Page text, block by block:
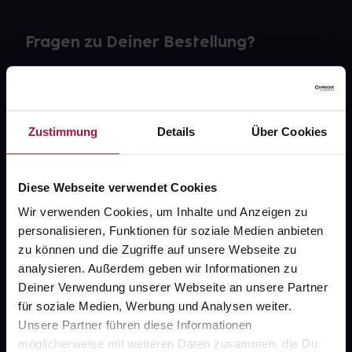
Zustimmung Details Über Cookies
Diese Webseite verwendet Cookies
Wir verwenden Cookies, um Inhalte und Anzeigen zu
personalisieren, Funktionen für soziale Medien anbieten
zu können und die Zugriffe auf unsere Webseite zu
analysieren. Außerdem geben wir Informationen zu
Deiner Verwendung unserer Webseite an unsere Partner
für soziale Medien, Werbung und Analysen weiter.
Unsere Partner führen diese Informationen
möglicherweise mit weiteren Daten zusammen, die Du
Fragen zu Deiner Bestellung?
gesund.de
Über uns
Karriere
Newsletter